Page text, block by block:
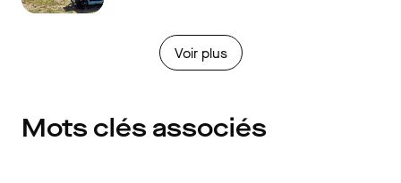
Voir plus
Mots clés associés